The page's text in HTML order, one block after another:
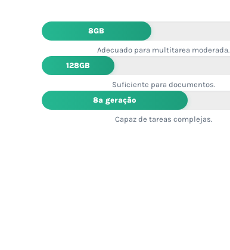
8GB
Adecuado para multitarea moderada.
128GB
Suficiente para documentos.
8ª geração
Capaz de tareas complejas.